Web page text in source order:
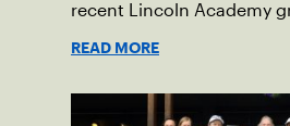
recent Lincoln Academy
Damariscotta, ME and
READ MORE